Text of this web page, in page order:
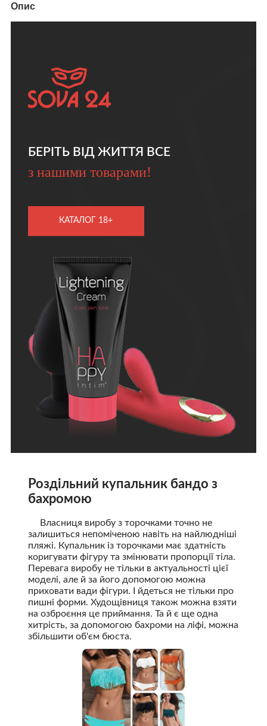
Опис
БЕРІТЬ ВІД ЖИТТЯ ВСЕ
з нашими товарами!
КАТАЛОГ 18+
Роздільний купальник бандо з
бахромою
Власниця виробу з торочками точно не
залишиться непоміченою навіть на найлюдніші
пляжі. Купальник із торочками має здатність
коригувати фігуру та змінювати пропорції тіла.
Перевага виробу не тільки в актуальності цієї
моделі, але й за його допомогою можна
приховати вади фігури. І йдеться не тільки про
пишні форми. Худощівниця також можна взяти
на озброєння це приймання. Та й є ще одна
хитрість, за допомогою бахроми на ліфі, можна
збільшити об'єм бюста.